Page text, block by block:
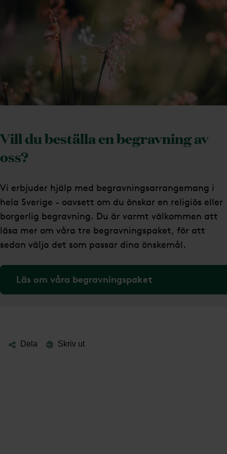
Vill du beställa en begravning av
oss?
Vi erbjuder hjälp med begravningsarrangemang i
hela Sverige - oavsett om du önskar en religiös eller
borgerlig begravning. Du är varmt välkommen att
läsa mer om våra tre begravningspaket, för att
sedan välja det som passar dina önskemål.
Läs om våra begravningspaket
Dela Skriv ut